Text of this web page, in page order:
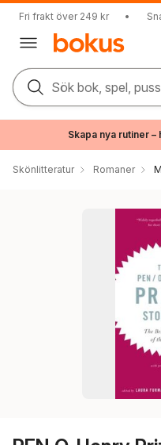
Fri frakt över 249 kr •
Sök bok, spel,
Skapa nya rutiner
Skönlitteratur Romaner